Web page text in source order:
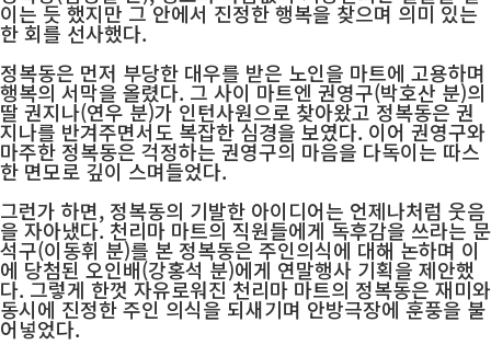
이는 듯 했지만 그 안에서 진정한 행복을 찾으며 의미 있는
한 회를 선사했다.
정복동은 먼저 부당한 대우를 받은 노인을 마트에 고용하며
행복의 서막을 올렸다. 그 사이 마트엔 권영구(박호산 분)의
딸 권지나(연우 분)가 인턴사원으로 찾아왔고 정복동은 권
지나를 반겨주면서도 복잡한 심경을 보였다. 이어 권영구와
마주한 정복동은 걱정하는 권영구의 마음을 다독이는 따스
한 면모로 깊이 스며들었다.
그런가 하면, 정복동의 기발한 아이디어는 언제나처럼 웃음
을 자아냈다. 천리마 마트의 직원들에게 독후감을 쓰라는 문
석구(이동휘 분)를 본 정복동은 주인의식에 대해 논하며 이
에 당첨된 오인배(강홍석 분)에게 연말행사 기획을 제안했
다. 그렇게 한껏 자유로워진 천리마 마트의 정복동은 재미와
동시에 진정한 주인 의식을 되새기며 안방극장에 훈풍을 불
어넣었다.